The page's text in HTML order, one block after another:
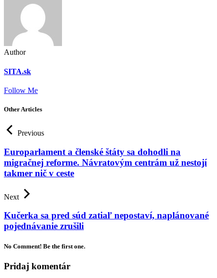
Author
SITA.sk
Follow Me
Other Articles
Previous
Europarlament a členské štáty sa dohodli na
migračnej reforme. Návratovým centrám už nestojí
takmer nič v ceste
Next
Kučerka sa pred súd zatiaľ nepostaví, naplánované
pojednávanie zrušili
No Comment! Be the first one.
Pridaj komentár